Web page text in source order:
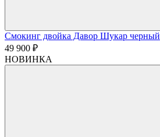
Смокинг двойка Давор Шукар черный
49 900 ₽
НОВИНКА